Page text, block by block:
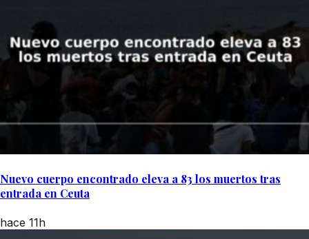
Nuevo cuerpo encontrado eleva a 83 los muertos tras
entrada en Ceuta
hace 11h